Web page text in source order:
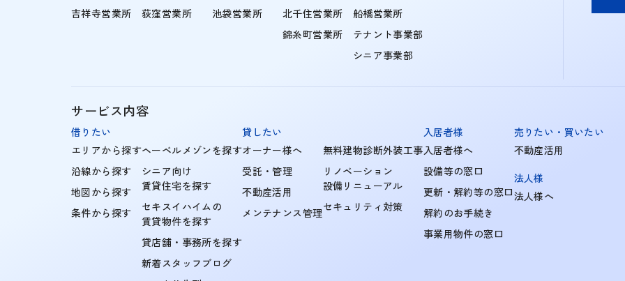
吉祥寺営業所
荻窪営業所
池袋営業所
北千住営業所
錦糸町営業所
船橋営業所
テナント事業部
シニア事業部
サービス内容
借りたい
エリアから探す
沿線から探す
地図から探す
条件から探す
ヘーベルメゾンを探す
シニア向け
賃貸住宅を探す
セキスイハイムの
賃貸物件を探す
貸店舗・事務所を探す
新着スタッフブログ
貸したい
オーナー様へ
受託・管理
不動産活用
メンテナンス管理
無料建物診断外装工事
リノベーション
設備リニューアル
セキュリティ対策
入居者様
入居者様へ
設備等の窓口
更新・解約等の窓口
解約のお手続き
事業用物件の窓口
売りたい・買いたい
不動産活用
法人様
法人様へ